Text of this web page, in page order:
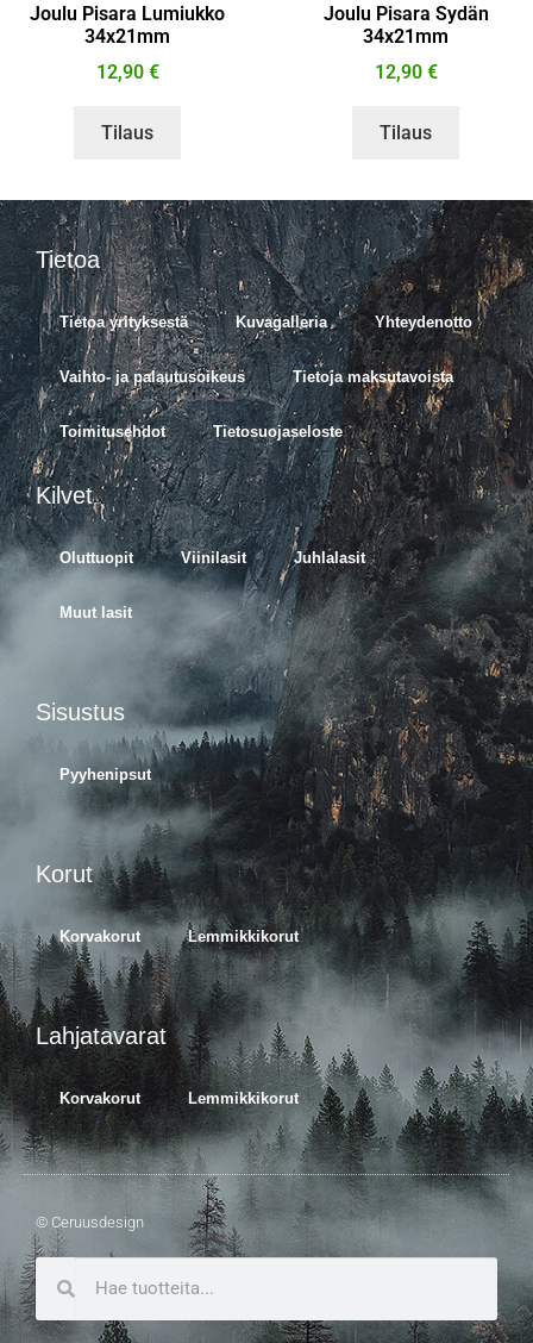
Joulu Pisara Lumiukko
34x21mm
12,90 €
Tilaus
Joulu Pisara Sydän
34x21mm
12,90 €
Tilaus
Tietoa
Tietoa yrityksestä Kuvagalleria Yhteydenotto
Vaihto- ja palautusoikeus Tietoja maksutavoista
Toimitusehdot Tietosuojaseloste
Kilvet
Oluttuopit Viinilasit Juhlalasit
Muut lasit
Sisustus
Pyyhenipsut
Korut
Korvakorut Lemmikkikorut
Lahjatavarat
Korvakorut Lemmikkikorut
© Ceruusdesign